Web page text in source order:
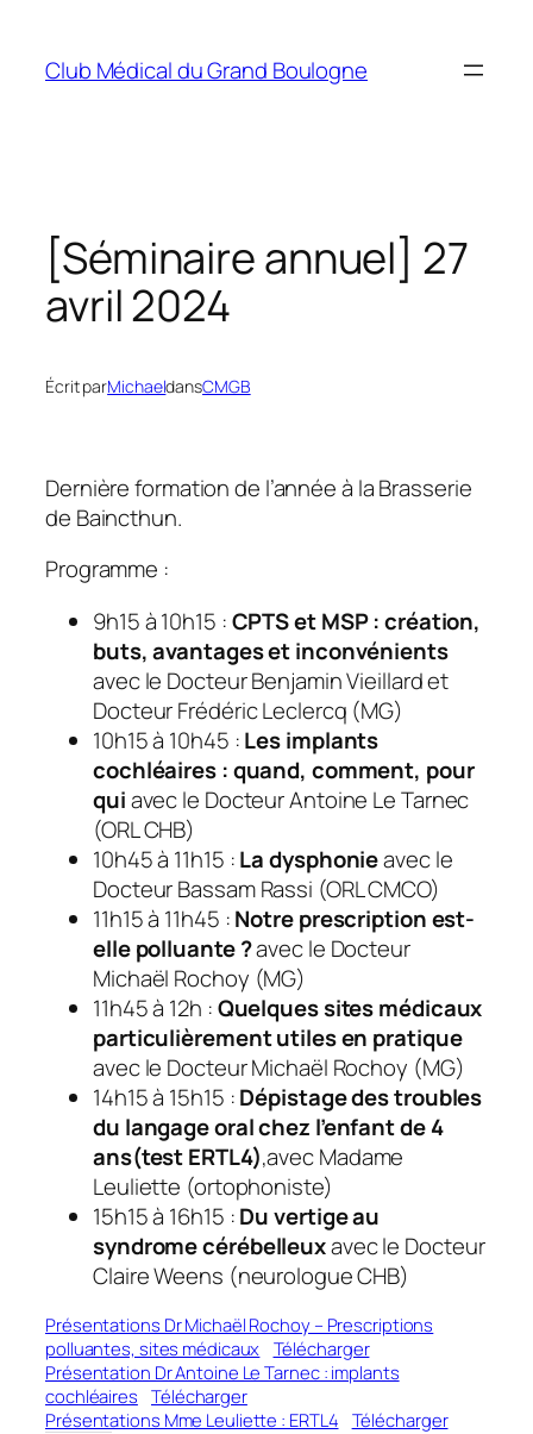
contenu
Club Médical du Grand Boulogne
[Séminaire annuel] 27
avril 2024
Écrit parMichaeldansCMGB
Dernière formation de l’année à la Brasserie
de Baincthun.
Programme :
9h15 à 10h15 :CPTS et MSP : création,
buts, avantages et inconvénients
avec le Docteur Benjamin Vieillard et
Docteur Frédéric Leclercq (MG)
10h15 à 10h45 :Les implants
cochléaires : quand, comment, pour
quiavec le Docteur Antoine Le Tarnec
(ORL CHB)
10h45 à 11h15 :Ladysphonieavec le
Docteur Bassam Rassi (ORL CMCO)
11h15 à 11h45 :Notre prescription est-
elle polluante ?avec le Docteur
Michaël Rochoy (MG)
11h45 à 12h :Quelques sites médicaux
particulièrement utiles en pratique
avec le Docteur Michaël Rochoy (MG)
14h15 à 15h15 :Dépistage des troubles
du langage oral chez l’enfant de 4
ans(test ERTL4),avec Madame
Leuliette (ortophoniste)
15h15 à 16h15 :Du vertige au
syndrome cérébelleuxavec le Docteur
Claire Weens (neurologue CHB)
Présentations Dr Michaël Rochoy – Prescriptions
polluantes, sites médicaux Télécharger
Présentation Dr Antoine Le Tarnec : implants
cochléaires Télécharger
Présentations Mme Leuliette : ERTL4 Télécharger